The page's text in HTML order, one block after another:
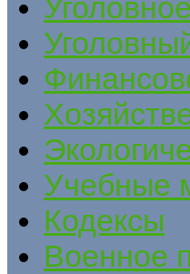
Учебные
Кодексы
Военное